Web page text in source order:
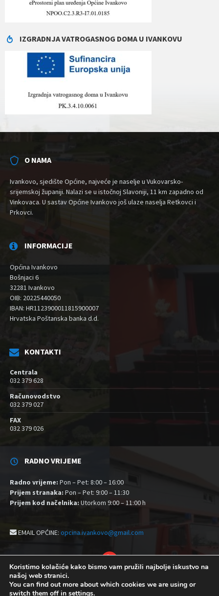
IZGRADNJA VATROGASNOG DOMA U IVANKOVU
O NAMA
Ivankovo, sjedište Općine, najveće je naselje u Vukovarsko-
srijemskoj županiji. Nalazi se u istočnoj Slavoniji, 11 km zapadno od
Vinkovaca. U sastav Općine Ivankovo još ulaze naselja Retkovci i
Prkovci.
INFORMACIJE
Općina Ivankovo
Bošnjaci 6
32281 Ivankovo
OIB: 20225440050
IBAN: HR1123900011815900007
Hrvatska Poštanska banka d.d.
KONTAKTI
Centrala
032 379 628
Računovodstvo
032 379 027
FAX
032 379 026
RADNO VRIJEME
Radno vrijeme: Pon – Pet: 8:00 – 16:00
Prijem stranaka: Pon – Pet: 9:00 – 11:30
Prijem kod načelnika: Utorkom 9:00 – 11:00 h
EMAIL OPĆINE: opcina.ivankovo@gmail.com
YouTube
Izjava o pristupačnosti
Postavke kolačića
Koristimo kolačiće kako bismo vam pružili najbolje iskustvo na
našoj web stranici.
You can find out more about which cookies we are using or
switch them off in settings.